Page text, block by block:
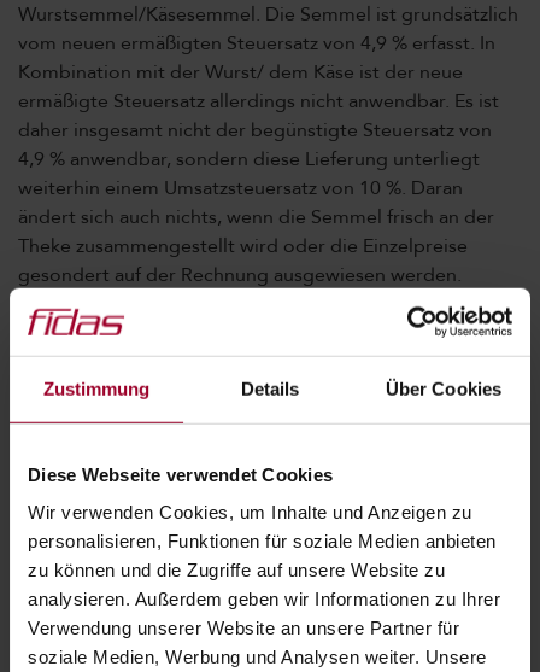
Zustimmung Details Über Cookies
Diese Webseite verwendet Cookies
Wir verwenden Cookies, um Inhalte und Anzeigen zu
personalisieren, Funktionen für soziale Medien anbieten
zu können und die Zugriffe auf unsere Website zu
analysieren. Außerdem geben wir Informationen zu Ihrer
Verwendung unserer Website an unsere Partner für
soziale Medien, Werbung und Analysen weiter. Unsere
Wurstsemmel/Käsesemmel. Die Semmel ist grundsätzlich
vom neuen ermäßigten Steuersatz von 4,9 % erfasst. In
Kombination mit der Wurst/ dem Käse ist der neue
ermäßigte Steuersatz allerdings nicht anwendbar. Es ist
daher insgesamt nicht der begünstigte Steuersatz von
4,9 % anwendbar, sondern diese Lieferung unterliegt
weiterhin einem Umsatzsteuersatz von 10 %. Daran
ändert sich auch nichts, wenn die Semmel frisch an der
Theke zusammengestellt wird oder die Einzelpreise
gesondert auf der Rechnung ausgewiesen werden.
# DAMIT AB JULI ALLES RICHTIG LÄUFT
Für Unternehmer bedeutet dies, dass Kassensysteme,
Artikelstammdaten, Warenwirtschaft, Rechnungslegung
angepasst werden müssen.
Die Änderung ist auf Umsätze anzuwenden, die nach dem
30.6.2026, ausgeführt werden. Anzahlungen, die bereits
vor dem 1.7.2026 für nach dem 30.6.2026 zu liefernden
Waren vereinnahmt werden, sind grundsätzlich nach der